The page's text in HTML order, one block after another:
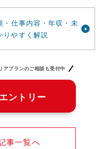
・仕事内容・年収・未
りやすく解説
アプランのご相談も受付中
ントリー
事一覧へ